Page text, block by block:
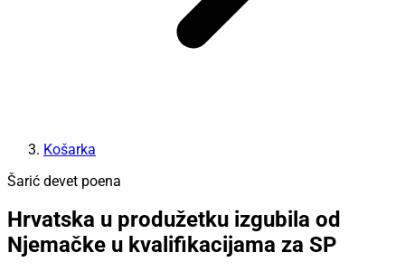
Košarka
Šarić devet poena
Hrvatska u produžetku izgubila od
Njemačke u kvalifikacijama za SP